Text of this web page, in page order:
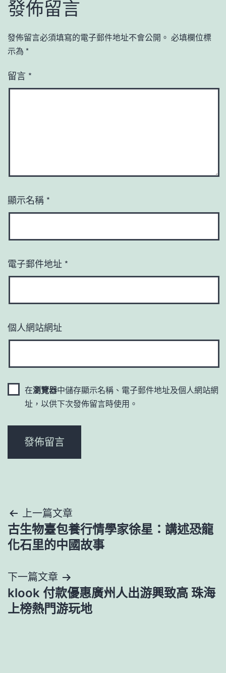
發佈留言
發佈留言必須填寫的電子郵件地址不會公開。 必填欄位標
示為 *
留言 *
顯示名稱 *
電子郵件地址 *
個人網站網址
在瀏覽器中儲存顯示名稱、電子郵件地址及個人網站網
址，以供下次發佈留言時使用。
文
章
覽
上一篇文章
古生物臺包養行情學家徐星：講述恐龍
化石里的中國故事
下一篇文章
klook 付款優惠廣州人出游興致高 珠海
上榜熱門游玩地